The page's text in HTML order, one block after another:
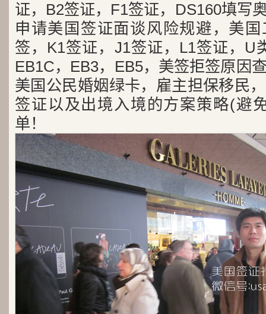
证，B2签证，F1签证，DS160填写
申请美国签证面谈风险规避，美
签，K1签证，J1签证，L1签证，U
EB1C，EB3，EB5，美签拒签原因
美国公民婚姻绿卡，雇主担保移民
签证以及出境入境的方案策略(避
单！